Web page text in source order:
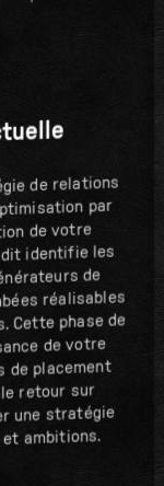
de relations
par
de votre
identifie les
de
réalisables
Cette phase de
de votre
de placement
retour sur
une stratégie
ambitions.